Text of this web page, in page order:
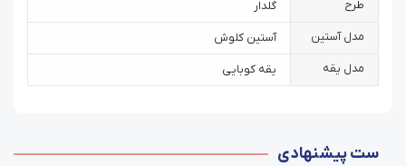
طرح گلدار
مدل آستین آستین کلوش
مدل یقه یقه کوبایی
ست پیشنهادی